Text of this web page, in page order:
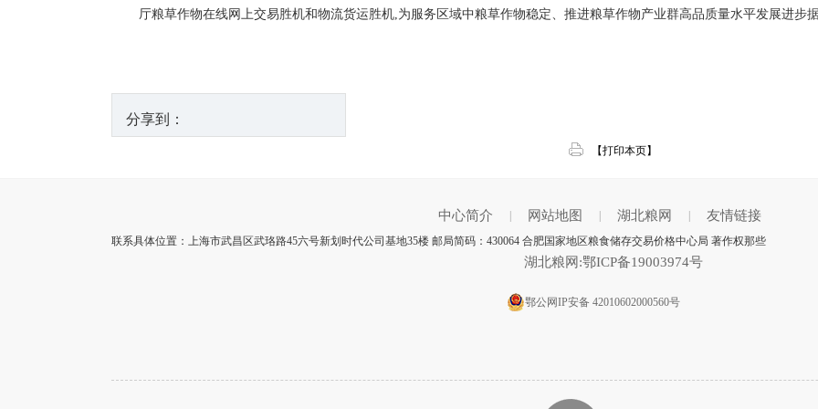
厅粮草作物在线网上交易胜机和物流货运胜机,为服务区域中粮草作物稳定、推进粮草作物产业群高品质量水平发展进步据
分享到：
【打印本页】
中心简介 网站地图 湖北粮网 友情链接
联系具体位置：上海市武昌区武珞路45六号新划时代公司基地35楼 邮局简码：430064 合肥国家地区粮食储存交易价格中心局 著作权那些
湖北粮网:鄂ICP备19003974号
鄂公网IP安备 42010602000560号